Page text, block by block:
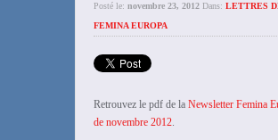
Posté le: novembre 23, 2012 Dans: LETTRES
FEMINA EUROPA
Retrouvez le pdf de la Newsletter Femina
de novembre 2012.